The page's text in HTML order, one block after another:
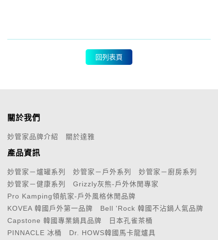
回列表頁
關於我們
妙管家品牌介紹 關於達雅
產品資訊
妙管家－爐罐系列 妙管家－戶外系列
妙管家－廚房系列
妙管家－健康系列
Grizzly灰熊-戶外休閒專家
Pro Kamping領航家-戶外風格休閒品牌
KOVEA 韓國戶外第一品牌
Bell 'Rock 韓國不沾鍋人氣品牌
Capstone 韓國專業鍋具品牌
日本孔雀茶桶
PINNACLE 冰桶
Dr. HOWS韓國馬卡龍爐具